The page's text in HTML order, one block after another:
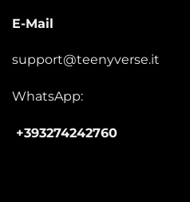
E-Mail
support@teenyverse.it
WhatsApp:
+393274242760